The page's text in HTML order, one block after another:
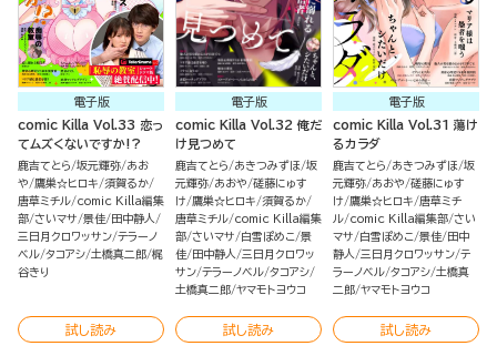
電子版
comic Killa Vol.33 恋っ
てムズくないですか!?
鹿吉てとら 坂元輝弥 あお
や 鷹巣☆ヒロキ 須賀るか
唐草ミチル comic Killa編集
部 さいマサ 景佳 田中静人
三日月クロワッサン テラーノ
ベル タコアシ 土橋真二郎 梶
谷きり
試し読み
電子版
comic Killa Vol.32 俺だ
け見つめて
鹿吉てとら あきつみずほ 坂
元輝弥 あおや 磋藤にゅす
け 鷹巣☆ヒロキ 須賀るか
唐草ミチル comic Killa編集
部 さいマサ 白雪ぽめこ 景
佳 田中静人 三日月クロワッ
サン テラーノベル タコアシ
土橋真二郎 ヤマモトヨウコ
試し読み
電子版
comic Killa Vol.31 蕩け
るカラダ
鹿吉てとら あきつみずほ 坂
元輝弥 あおや 磋藤にゅす
け 鷹巣☆ヒロキ
唐草ミチ
ル comic Killa編集部 さい
マサ
白雪ぽめこ 景佳 田中
静人 三日月クロワッサン テ
ラーノベル タコアシ 土橋真
二郎 ヤマモトヨウコ
試し読み